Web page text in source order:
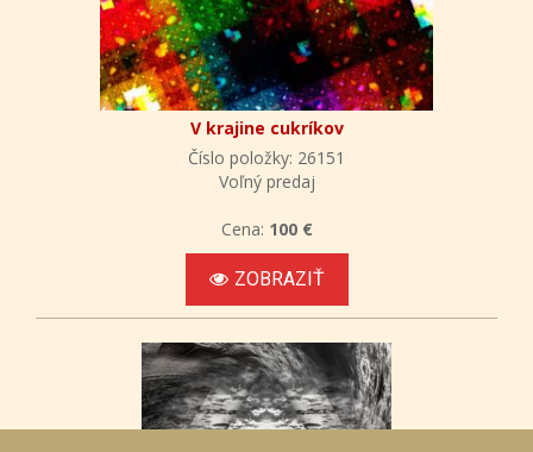
V krajine cukríkov
Číslo položky: 26151
Voľný predaj
Cena: 100 €
ZOBRAZIŤ